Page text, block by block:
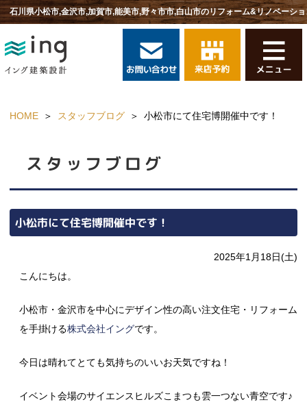
石川県小松市,金沢市,加賀市,能美市,野々市市,白山市のリフォーム&リノベーシ
HOME スタッフブログ 小松市にて住宅博開催中です！
スタッフブログ
小松市にて住宅博開催中です！
2025年1月18日(土)
こんにちは。
小松市・金沢市を中心にデザイン性の高い注文住宅・リフォーム
を手掛ける株式会社イングです。
今日は晴れてとても気持ちのいいお天気ですね！
イベント会場のサイエンスヒルズこまつも雲一つない青空です♪